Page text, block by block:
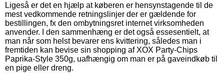
Ligeså er det en hjælp at køberen er hensynstagende til de
mest vedkommende retningslinjer der er gældende for
bestillingen, fx den ombytningsret internet virksomheden
anvender. I den sammenhæng er det også essesentielt, at
man når som helst bevarer ens kvittering, således man i
fremtiden kan bevise sin shopping af XOX Party-Chips
Paprika-Style 350g, uafhængig om man er på gaveindkøb til
en pige eller dreng.